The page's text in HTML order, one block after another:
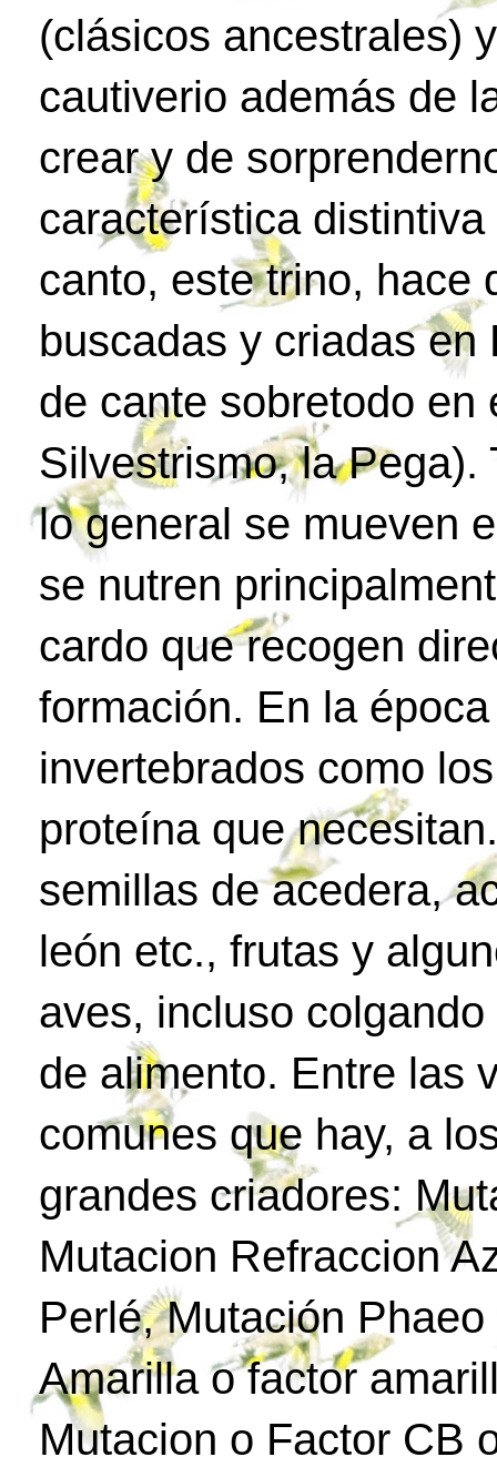
(clásicos ancestrales)
cautiverio además de
crear y de
característica
canto, este trino, hace
buscadas y criadas
de cante sobretodo en
Silvestrismo, la Pega).
lo general se mueven
se nutren
cardo que recogen
formación. En la
invertebrados como
proteína que
semillas de acedera,
león etc., frutas y
aves, incluso
de alimento. Entre las
comunes que hay, a
grandes criadores:
Mutacion Refraccion
Perlé, Mutación
Amarilla o factor
Mutacion o Factor CB